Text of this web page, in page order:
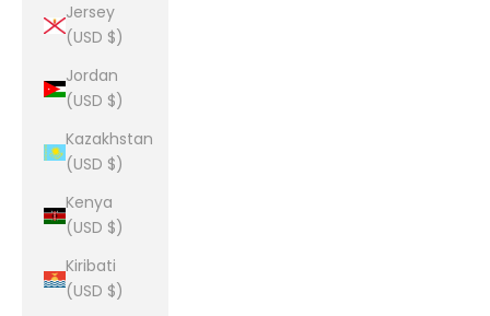
Jersey
(USD $)
Jordan
(USD $)
Kazakhstan
(USD $)
Kenya
(USD $)
Kiribati
(USD $)